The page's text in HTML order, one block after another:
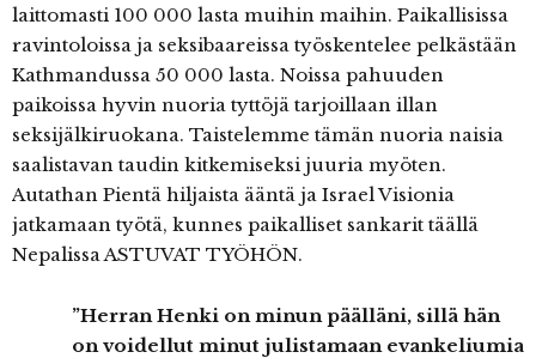
laittomasti 100 000 lasta muihin maihin. Paikallisissa
ravintoloissa ja seksibaareissa työskentelee pelkästään
Kathmandussa 50 000 lasta. Noissa pahuuden
paikoissa hyvin nuoria tyttöjä tarjoillaan illan
seksijälkiruokana. Taistelemme tämän nuoria naisia
saalistavan taudin kitkemiseksi juuria myöten.
Autathan Pientä hiljaista ääntä ja Israel Visionia
jatkamaan työtä, kunnes paikalliset sankarit täällä
Nepalissa ASTUVAT TYÖHÖN.
”Herran Henki on minun päälläni, sillä hän
on voidellut minut julistamaan evankeliumia